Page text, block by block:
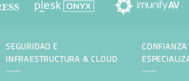
SEGURIDAD E
INFRAESTRUCTURA & CLOUD